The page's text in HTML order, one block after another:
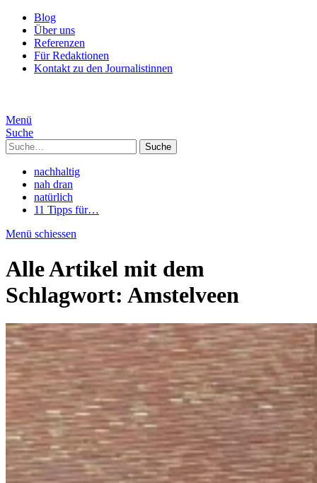
Blog
Über uns
Referenzen
Für Redaktionen
Kontakt zu den Journalistinnen
Menü
Suche
Suche
nachhaltig
nah dran
natürlich
11 Tipps für…
Menü schiessen
Alle Artikel mit dem
Schlagwort: Amstelveen